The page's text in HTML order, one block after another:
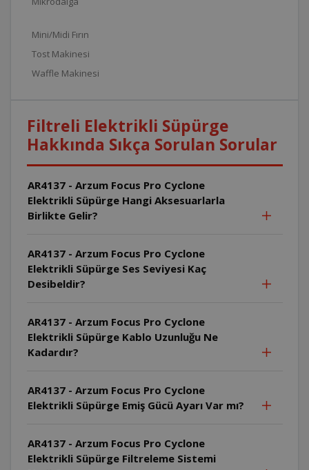
Mini/Midi Fırın
Tost Makinesi
Waffle Makinesi
Filtreli Elektrikli Süpürge
Hakkında Sıkça Sorulan Sorular
AR4137 - Arzum Focus Pro Cyclone
Elektrikli Süpürge Hangi Aksesuarlarla
Birlikte Gelir?
AR4137 - Arzum Focus Pro Cyclone
Elektrikli Süpürge Ses Seviyesi Kaç
Desibeldir?
AR4137 - Arzum Focus Pro Cyclone
Elektrikli Süpürge Kablo Uzunluğu Ne
Kadardır?
AR4137 - Arzum Focus Pro Cyclone
Elektrikli Süpürge Emiş Gücü Ayarı Var mı?
AR4137 - Arzum Focus Pro Cyclone
Elektrikli Süpürge Filtreleme Sistemi